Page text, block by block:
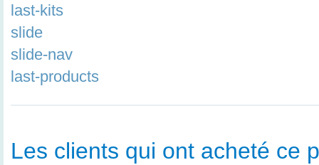
last-kits
slide
slide-nav
last-products
Les clients qui ont acheté ce